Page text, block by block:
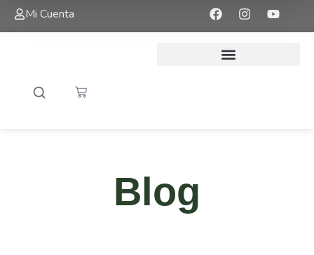
Mi Cuenta
Blog